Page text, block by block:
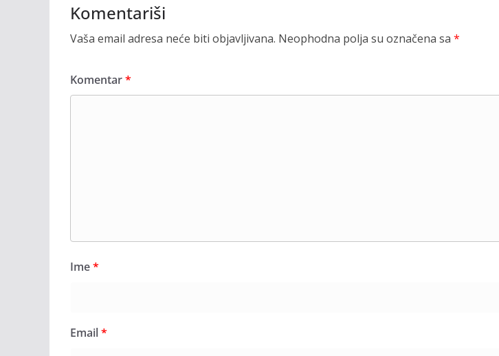
Komentariši
Vaša email adresa neće biti objavljivana. Neophodna polja su označena sa *
Komentar*
Ime*
Email*